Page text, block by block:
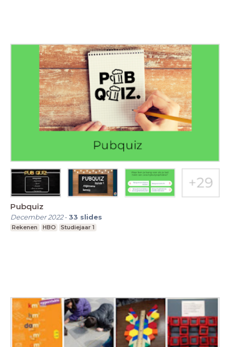
Pubquiz
December 2022-33 slides
Rekenen HBO Studiejaar 1